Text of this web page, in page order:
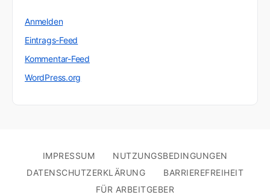
Anmelden
Eintrags-Feed
Kommentar-Feed
WordPress.org
IMPRESSUM
NUTZUNGSBEDINGUNGEN
DATENSCHUTZERKLÄRUNG
BARRIEREFREIHEIT
FÜR ARBEITGEBER